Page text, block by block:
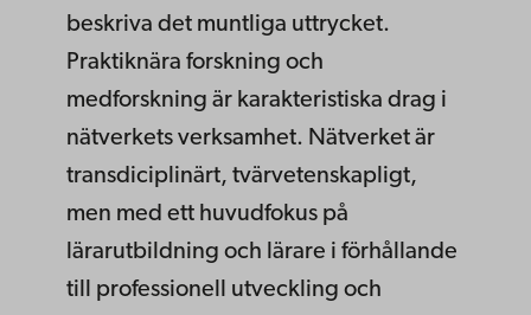
beskriva det muntliga uttrycket.
Praktiknära forskning och
medforskning är karakteristiska drag i
nätverkets verksamhet. Nätverket är
transdiciplinärt, tvärvetenskapligt,
men med ett huvudfokus på
lärarutbildning och lärare i förhållande
till professionell utveckling och